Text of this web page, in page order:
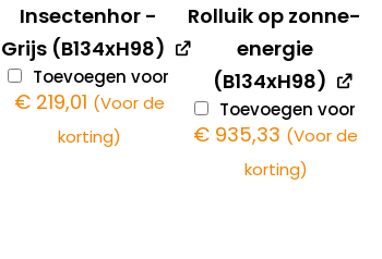
Insectenhor -
Grijs (B134xH98)
Toevoegen voor
€219,01 (Voor de
korting)
Rolluik op zonne-
energie
(B134xH98)
Toevoegen voor
€ 935,33 (Voor de
korting)